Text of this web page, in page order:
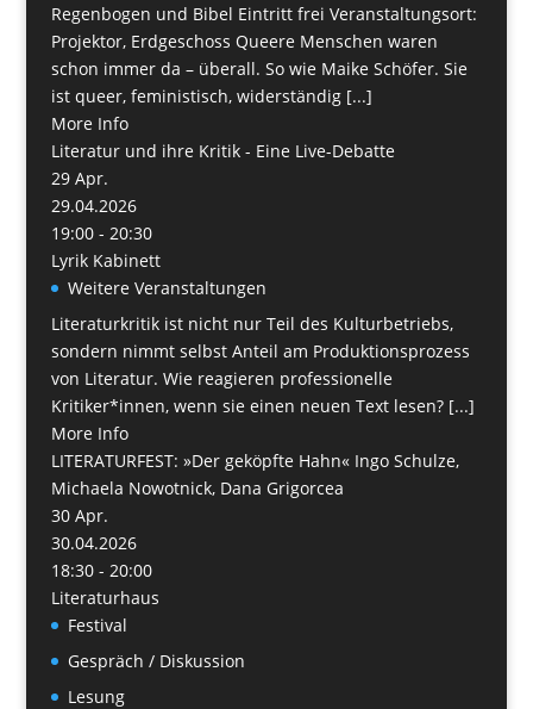
Regenbogen und Bibel Eintritt frei Veranstaltungsort:
Projektor, Erdgeschoss Queere Menschen waren
schon immer da – überall. So wie Maike Schöfer. Sie
ist queer, feministisch, widerständig [...]
More Info
Literatur und ihre Kritik - Eine Live-Debatte
29 Apr.
29.04.2026
19:00 - 20:30
Lyrik Kabinett
Weitere Veranstaltungen
Literaturkritik ist nicht nur Teil des Kulturbetriebs,
sondern nimmt selbst Anteil am Produktionsprozess
von Literatur. Wie reagieren professionelle
Kritiker*innen, wenn sie einen neuen Text lesen? [...]
More Info
LITERATURFEST: »Der geköpfte Hahn« Ingo Schulze,
Michaela Nowotnick, Dana Grigorcea
30 Apr.
30.04.2026
18:30 - 20:00
Literaturhaus
Festival
Gespräch / Diskussion
Lesung